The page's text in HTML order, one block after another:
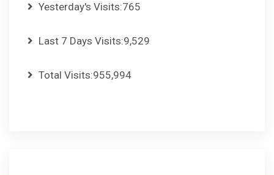
Yesterday's Visits:765
Last 7 Days Visits:9,529
Total Visits:955,994